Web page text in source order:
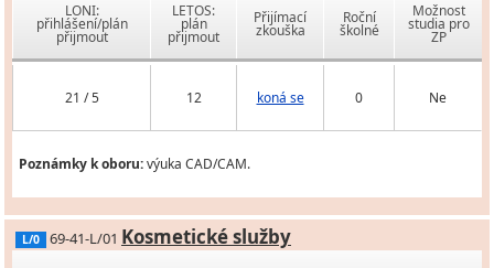
LONI:
přihlášení/plán
přijmout
LETOS:
plán
přijmout
Přijímací
zkouška
Roční
školné
Možnost
studia pro
ZP
21 / 5 12 koná se 0 Ne
Poznámky k oboru:výuka CAD/CAM.
L/0 69-41-L/01 Kosmetické služby